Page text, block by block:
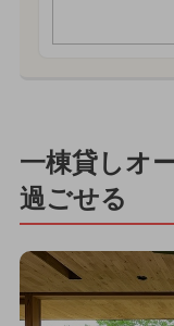
一棟貸しオ
過ごせる